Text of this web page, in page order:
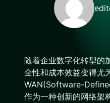
随着企业数字化转型的
全性和成本效益变得尤
WAN(Software-
作为一种创新的网络架